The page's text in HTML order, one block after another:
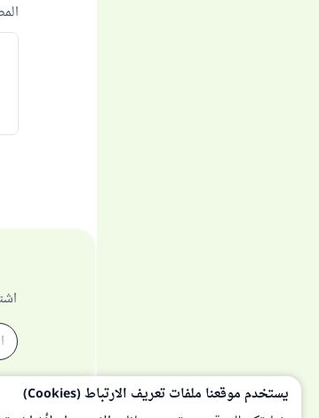
يستخدم موقعنا ملفات تعريف الارتباط (Cookies)